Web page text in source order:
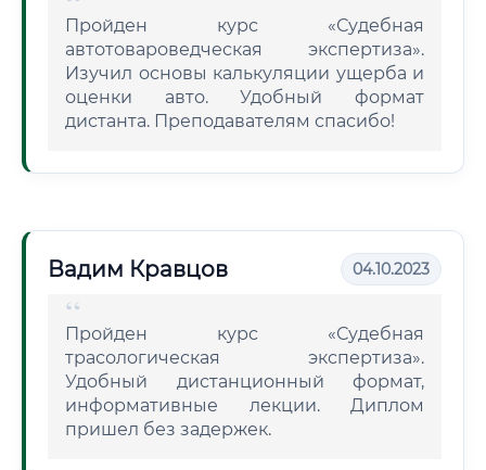
Пройден курс «Судебная
автотовароведческая экспертиза».
Изучил основы калькуляции ущерба и
оценки авто. Удобный формат
дистанта. Преподавателям спасибо!
Вадим Кравцов 04.10.2023
Пройден курс «Судебная
трасологическая экспертиза».
Удобный дистанционный формат,
информативные лекции. Диплом
пришел без задержек.